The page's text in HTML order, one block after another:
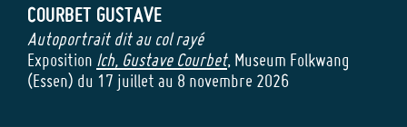
COURBET GUSTAVE
Autoportrait dit au col rayé
Exposition Ich, Gustave Courbet, Museum Folkwang
(Essen) du 17 juillet au 8 novembre 2026